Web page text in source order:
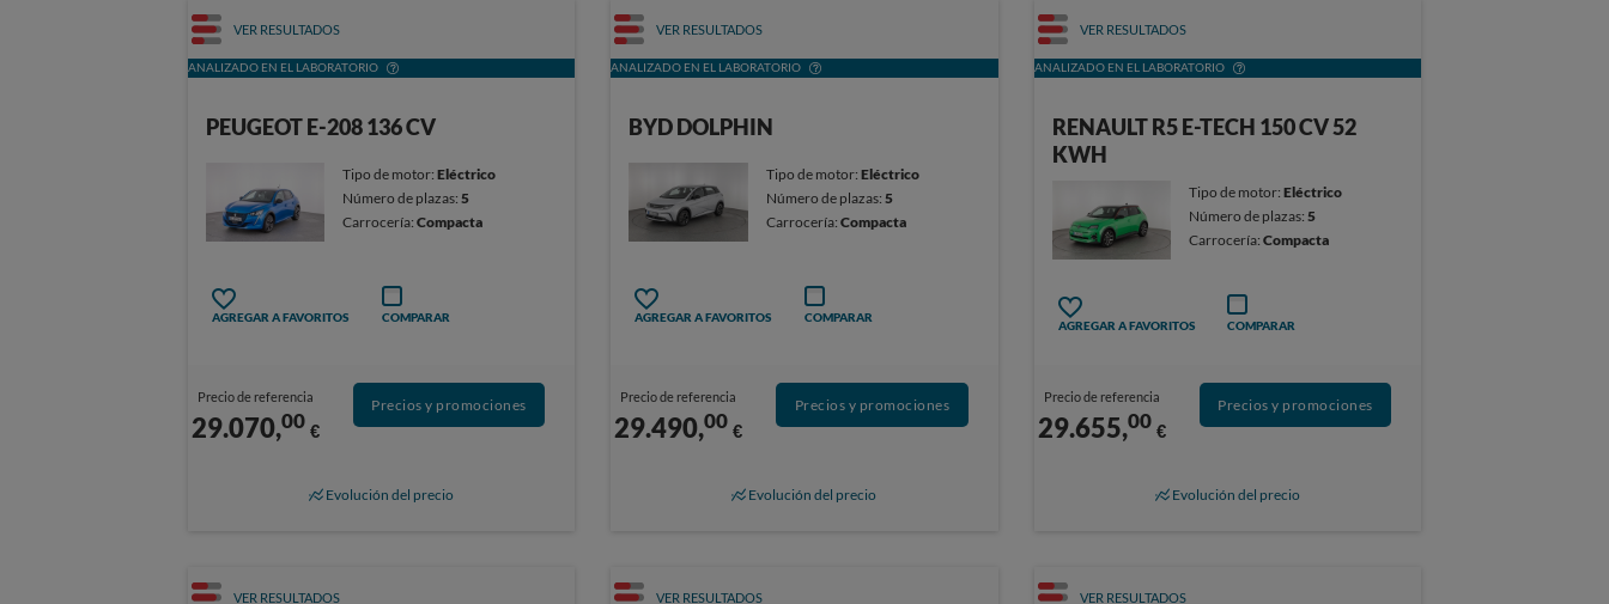
VER RESULTADOS
ANALIZADO EN EL LABORATORIO
PEUGEOT E-208 136 CV
Tipo de motor:Eléctrico
Número de plazas:5
Carrocería:Compacta
AGREGAR A FAVORITOS COMPARAR
Precio de referencia
29.070,00 €
Precios y promociones
Evolución del precio
VER RESULTADOS
ANALIZADO EN EL LABORATORIO
BYD DOLPHIN
Tipo de motor: Eléctrico
Número de plazas: 5
Carrocería: Compacta
AGREGAR A FAVORITOS COMPARAR
Precio de referencia
29.490,00 €
Precios y promociones
Evolución del precio
VER RESULTADOS
ANALIZADO EN EL LABORATORIO
RENAULT R5 E-TECH 150 CV 52
KWH
Tipo de motor: Eléctrico
Número de plazas: 5
Carrocería: Compacta
AGREGAR A FAVORITOS COMPARAR
Precio de referencia
29.655,00 €
Precios y promociones
Evolución del precio
VER RESULTADOS VER RESULTADOS VER RESULTADOS